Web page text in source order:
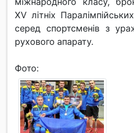
XV літніх
серед спортсменів з
рухового апарату.
Фото: